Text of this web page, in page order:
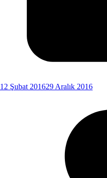
12 Şubat 201629 Aralık 2016